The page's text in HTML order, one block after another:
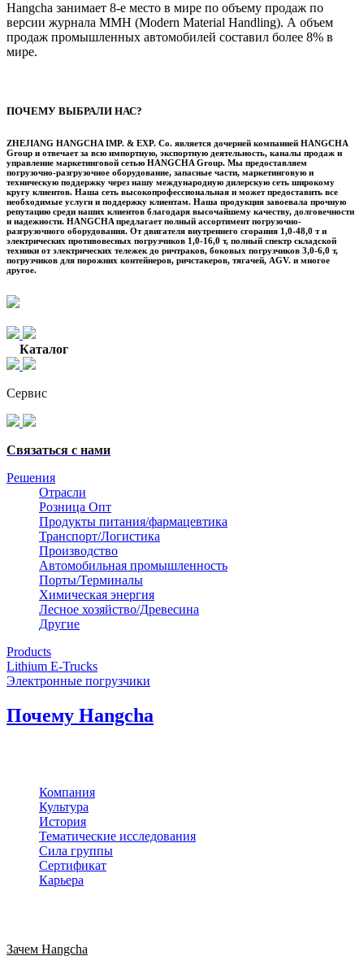
Hangcha занимает 8-е место в мире по объему продаж по
версии журнала MMH (Modern Material Handling). А объем
продаж промышленных автомобилей составил более 8% в
мире.
ПОЧЕМУ ВЫБРАЛИ НАС?
ZHEJIANG HANGCHA IMP. & EXP. Co. является дочерней компанией HANGCHA
Group и отвечает за всю импортную, экспортную деятельность, каналы продаж и
управление маркетинговой сетью HANGCHA Group. Мы предоставляем
погрузочно-разгрузочное оборудование, запасные части, маркетинговую и
техническую поддержку через нашу международную дилерскую сеть широкому
кругу клиентов. Наша сеть высокопрофессиональная и может предоставить все
необходимые услуги и поддержку клиентам. Наша продукция завоевала прочную
репутацию среди наших клиентов благодаря высочайшему качеству, долговечности
и надежности. HANGCHA предлагает полный ассортимент погрузочно-
разгрузочного оборудования. От двигателя внутреннего сгорания 1,0-48,0 т и
электрических противовесных погрузчиков 1,0-16,0 т, полный спектр складской
техники от электрических тележек до ричтраков, боковых погрузчиков 3,0-6,0 т,
погрузчиков для порожних контейнеров, ричстакеров, тягачей, AGV. и многое
другое.
Каталог
Сервис
Связаться с нами
Решения
Отрасли
Розница Опт
Продукты питания/фармацевтика
Транспорт/Логистика
Производство
Автомобильная промышленность
Порты/Терминалы
Химическая энергия
Лесное хозяйство/Древесина
Другие
Products
Lithium E-Trucks
Электронные погрузчики
Почему Hangcha
Компания
Культура
История
Тематические исследования
Сила группы
Сертификат
Карьера
Зачем Hangcha